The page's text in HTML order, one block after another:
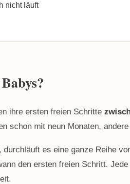
nicht läuft
ihre ersten freien Schritte
schon mit neun Monaten,
es eine ganze Reihe
den ersten freien Schritt.